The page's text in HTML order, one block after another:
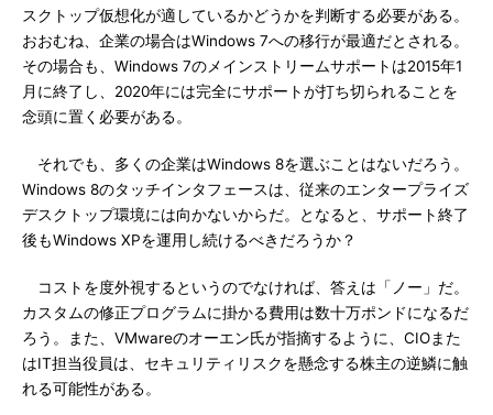
スクトップ仮想化が適しているかどうかを判断する必要がある。
おおむね、企業の場合はWindows 7への移行が最適だとされる。
その場合も、Windows 7のメインストリームサポートは2015年1
月に終了し、2020年には完全にサポートが打ち切られることを
念頭に置く必要がある。
それでも、多くの企業はWindows 8を選ぶことはないだろう。
Windows 8のタッチインタフェースは、従来のエンタープライズ
デスクトップ環境には向かないからだ。となると、サポート終了
後もWindows XPを運用し続けるべきだろうか？
コストを度外視するというのでなければ、答えは「ノー」だ。
カスタムの修正プログラムに掛かる費用は数十万ポンドになるだ
ろう。また、VMwareのオーエン氏が指摘するように、CIOまた
はIT担当役員は、セキュリティリスクを懸念する株主の逆鱗に触
れる可能性がある。